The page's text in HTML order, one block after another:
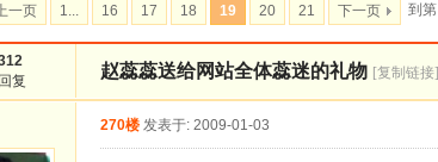
一页 1... 16 17 18 19 20 21 下一页 到第
回复
赵蕊蕊送给网站全体蕊迷的礼物 [复制链接]
270楼 发表于: 2009-01-03